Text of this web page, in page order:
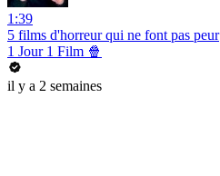
1:39
5 films d'horreur qui ne font pas peur
1 Jour 1 Film 🍿
il y a 2 semaines